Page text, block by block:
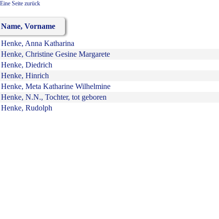
Eine Seite zurück
Name, Vorname
Henke, Anna Katharina
Henke, Christine Gesine Margarete
Henke, Diedrich
Henke, Hinrich
Henke, Meta Katharine Wilhelmine
Henke, N.N., Tochter, tot geboren
Henke, Rudolph